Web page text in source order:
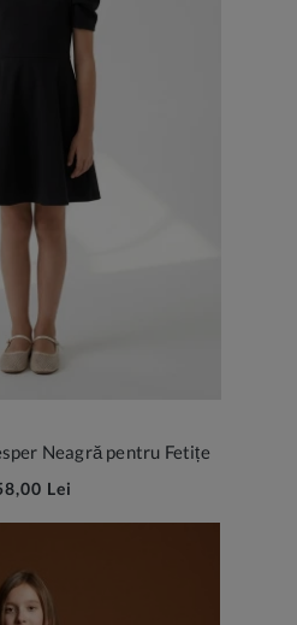
Neagră pentru Fetițe
Lei